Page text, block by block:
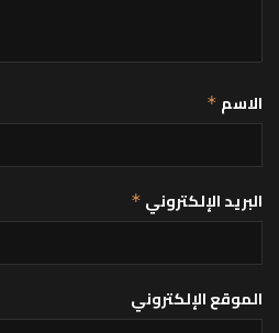
الاسم *
البريد الإلكتروني *
الموقع الإلكتروني